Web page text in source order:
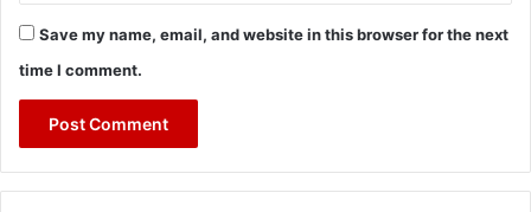
Save my name, email, and website in this browser for the next
time I comment.